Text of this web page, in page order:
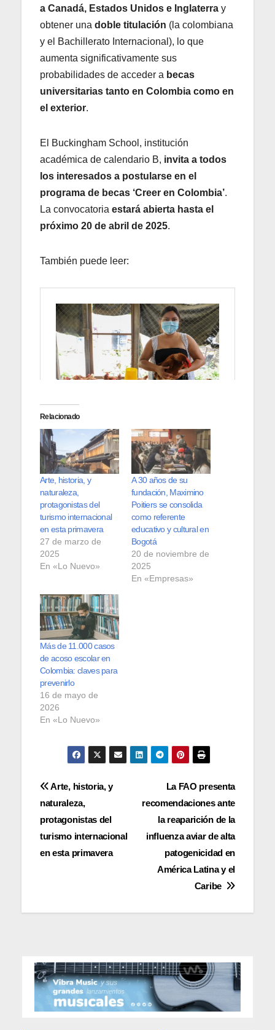
a Canadá, Estados Unidos e Inglaterra y
obtener una doble titulación (la colombiana
y el Bachillerato Internacional), lo que
aumenta significativamente sus
probabilidades de acceder a becas
universitarias tanto en Colombia como en
el exterior.
El Buckingham School, institución
académica de calendario B, invita a todos
los interesados a postularse en el
programa de becas ‘Creer en Colombia’.
La convocatoria estará abierta hasta el
próximo 20 de abril de 2025.
También puede leer:
Relacionado
Arte, historia, y
naturaleza,
protagonistas del
turismo internacional
en esta primavera
27 de marzo de
2025
En «Lo Nuevo»
A 30 años de su
fundación, Maximino
Poitiers se consolida
como referente
educativo y cultural en
Bogotá
20 de noviembre de
2025
En «Empresas»
Más de 11.000 casos
de acoso escolar en
Colombia: claves para
prevenirlo
16 de mayo de
2026
En «Lo Nuevo»
Navegación
de
entradas
La FAO presenta
recomendaciones ante
la reaparición de la
influenza aviar de alta
patogenicidad en
América Latina y el
Caribe
Arte, historia, y
naturaleza,
protagonistas del
turismo internacional
en esta primavera